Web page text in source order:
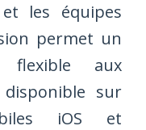
les équipes
permet un
flexible aux
sur
iOS et